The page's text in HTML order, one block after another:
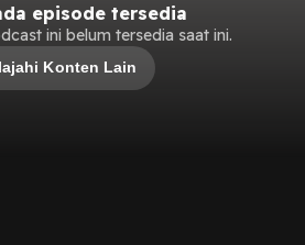
episode tersedia
ini belum tersedia saat ini.
Konten Lain